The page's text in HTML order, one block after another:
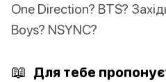
One Direction? BTS?
Boys? NSYNC?
📖 Для тебе